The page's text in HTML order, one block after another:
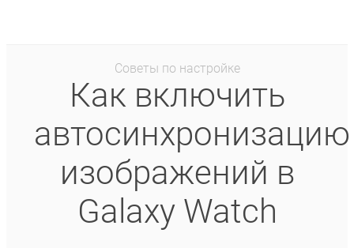
Советы по настройке
Как включить
автосинхронизацию
изображений в
Galaxy Watch